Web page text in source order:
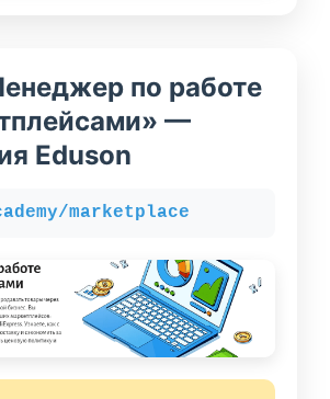
по работе
—
Eduson
marketplace